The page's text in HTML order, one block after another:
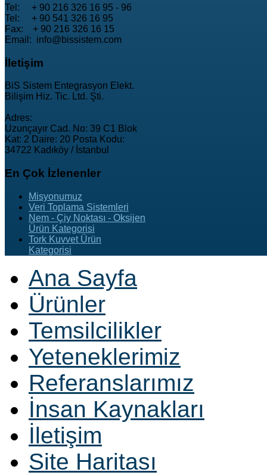
Tel: + 90 216 326 16 95 - 96
Tel: + 90 541 326 16 95
Fax: + 90 216 326 16 15
Email: info@bissistem.com
İletişim
BiS Sistem Entegrasyon Elekt.
Bilişim Hiz. Tic. Ltd. Şti.
Adres:
Uzunçayır Cad. No: 39 C1 Blok
Kat: 2 Daire: 20 Posta Kodu:
34722 Kadıköy / İstanbul
En Çok İzlenenler
Misyonumuz
Veri Toplama Sistemleri
Nem - Çiy Noktası - Oksijen
Ürün Kategorisi
Tork Kuvvet Ürün
Kategorisi
Ana Sayfa
Ürünler
Temsilcilikler
Yeteneklerimiz
Referanslarımız
İnsan Kaynakları
İletişim
Site Haritası